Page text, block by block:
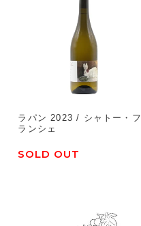
ラパン 2023 / シャトー・フ
ランシェ
SOLD OUT